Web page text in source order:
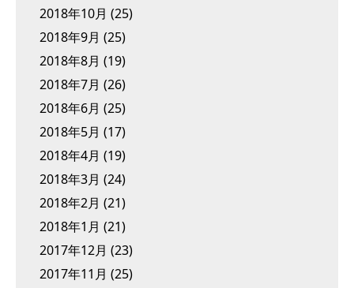
2018年10月 (25)
2018年9月 (25)
2018年8月 (19)
2018年7月 (26)
2018年6月 (25)
2018年5月 (17)
2018年4月 (19)
2018年3月 (24)
2018年2月 (21)
2018年1月 (21)
2017年12月 (23)
2017年11月 (25)